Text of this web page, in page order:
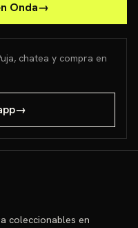
Onda→
chatea y compra en
→
coleccionables en